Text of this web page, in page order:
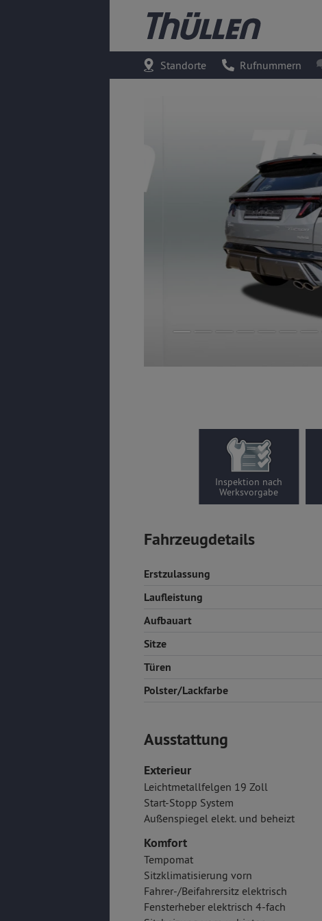
Standorte Rufnummern
Inspektion nach
Werksvorgabe
Fahrzeugdetails
Erstzulassung
Laufleistung
Aufbauart
Sitze
Türen
Polster/Lackfarbe
Ausstattung
Exterieur
Leichtmetallfelgen 19 Zoll
Start-Stopp System
Außenspiegel elekt. und beheizt
Komfort
Tempomat
Sitzklimatisierung vorn
Fahrer-/Beifahrersitz elektrisch
Fensterheber elektrisch 4-fach